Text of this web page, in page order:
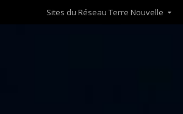
Sites du Réseau Terre Nouvelle